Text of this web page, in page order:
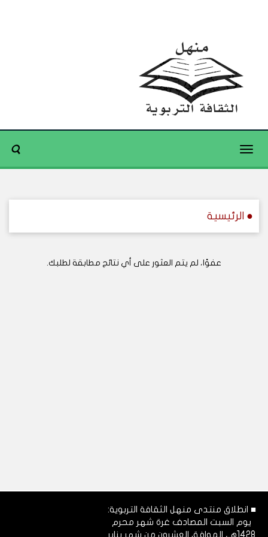
Toggle
● الرئيسية
عفوًا، لم يتم العثور على أي نتائج مطابقة لطلبك.
■ انطلاق منتدى منهل الثقافة التربوية:
يوم السبت المصادف غرة شهر محرم
1428هـ، الموافق العشرون من شهر يناير